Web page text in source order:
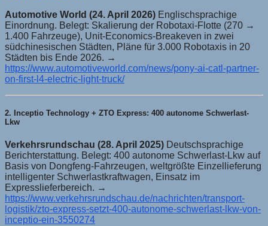
Automotive World (24. April 2026) Englischsprachige
Einordnung. Belegt: Skalierung der Robotaxi-Flotte (270 →
1.400 Fahrzeuge), Unit-Economics-Breakeven in zwei
südchinesischen Städten, Pläne für 3.000 Robotaxis in 20
Städten bis Ende 2026. →
https://www.automotiveworld.com/news/pony-ai-catl-partner-
on-first-l4-electric-light-truck/
2. Inceptio Technology + ZTO Express: 400 autonome Schwerlast-
Lkw
Verkehrsrundschau (28. April 2025) Deutschsprachige
Berichterstattung. Belegt: 400 autonome Schwerlast-Lkw auf
Basis von Dongfeng-Fahrzeugen, weltgrößte Einzellieferung
intelligenter Schwerlastkraftwagen, Einsatz im
Expresslieferbereich. →
https://www.verkehrsrundschau.de/nachrichten/transport-
logistik/zto-express-setzt-400-autonome-schwerlast-lkw-von-
inceptio-ein-3550274